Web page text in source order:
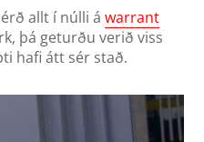
allt í núlli áwarrant
þá geturðu verið viss
hafi átt sér stað.